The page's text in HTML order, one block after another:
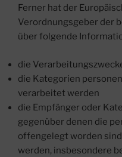
Ferner hat der
Verordnungsgeber der
über folgende
die
die Kategorien
verarbeitet werden
die Empfänger oder
gegenüber denen die
offengelegt worden
werden, insbesondere